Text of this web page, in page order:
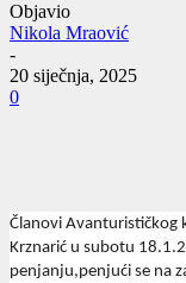
Objavio
Nikola Mraović
-
20 siječnja, 2025
0
Članovi Avanturističkog
Krznarić u subotu
penjanju,penjući se na